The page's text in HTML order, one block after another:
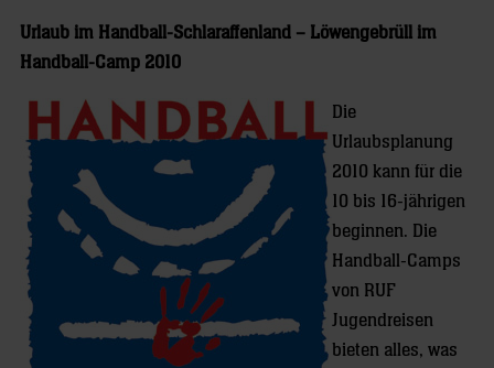
Urlaub im Handball-Schlaraffenland – Löwengebrüll im
Handball-Camp 2010
Die
Urlaubsplanung
2010 kann für die
10 bis 16-jährigen
beginnen. Die
Handball-Camps
von RUF
Jugendreisen
bieten alles, was